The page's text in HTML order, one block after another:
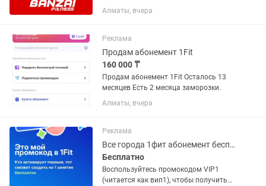
в городе инструкторами и самыми
адекватными ценами в городе.
Все подробности по телефону,...
Алматы, вчера
Реклама
Продам абонемент 1Fit
160 000 ₸
Продам абонемент 1Fit Осталось 13
месяцев Есть 2 месяца заморозки.
Алматы, вчера
Реклама
Все города 1фит абонемент бесплатные тренировки 1fit
Бесплатно
Воспользуйтесь промокодом VIP1
(читается как вип1), чтобы получить